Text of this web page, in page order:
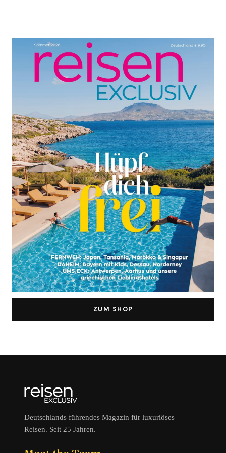
ZUM SHOP
Deutschlands führendes Magazin für luxuriöses
Reisen. Seit 25 Jahren.